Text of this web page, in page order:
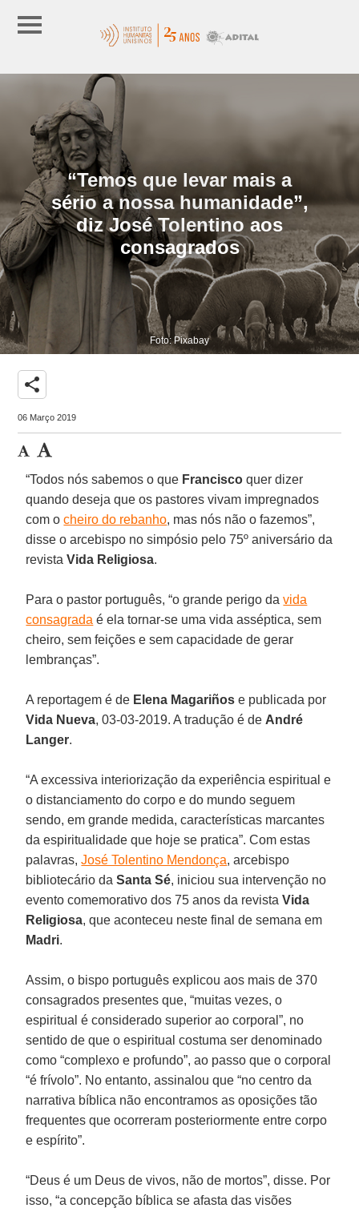
“Temos que levar mais a
sério a nossa humanidade”,
diz José Tolentino aos
consagrados
Foto: Pixabay
share
06 Março 2019
“Todos nós sabemos o que Francisco quer dizer
quando deseja que os pastores vivam impregnados
com ocheiro do rebanho, mas nós não o fazemos”,
disse o arcebispo no simpósio pelo 75º aniversário da
revistaVida Religiosa.
Para o pastor português, “o grande perigo davida
consagrada é ela tornar-se uma vida asséptica, sem
cheiro, sem feições e sem capacidade de gerar
lembranças”.
A reportagem é de Elena Magariños e publicada por
Vida Nueva, 03-03-2019. A tradução é de André
Langer.
“A excessiva interiorização da experiência espiritual e
o distanciamento do corpo e do mundo seguem
sendo, em grande medida, características marcantes
da espiritualidade que hoje se pratica”. Com estas
palavras,José Tolentino Mendonça, arcebispo
bibliotecário daSanta Sé, iniciou sua intervenção no
evento comemorativo dos 75 anos da revistaVida
Religiosa, que aconteceu neste final de semana em
Madri.
Assim, o bispo português explicou aos mais de 370
consagrados presentes que, “muitas vezes, o
espiritual é considerado superior ao corporal”, no
sentido de que o espiritual costuma ser denominado
como “complexo e profundo”, ao passo que o corporal
“é frívolo”. No entanto, assinalou que “no centro da
narrativa bíblica não encontramos as oposições tão
frequentes que ocorreram posteriormente entre corpo
e espírito”.
“Deus é um Deus de vivos, não de mortos”, disse. Por
isso, “a concepção bíblica se afasta das visões